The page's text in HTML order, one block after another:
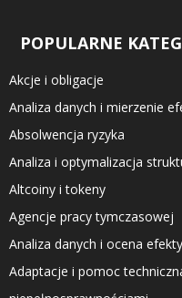
POPULARNE
Akcje i obligacje
Analiza danych i mierzenie
Absolwencja ryzyka
Analiza i optymalizacja
Altcoiny i tokeny
Agencje pracy tymczasowej
Analiza danych i ocena
Adaptacje i pomoc